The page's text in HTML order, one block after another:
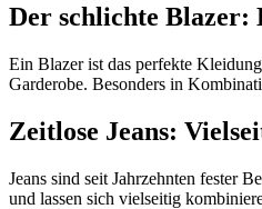
Der schlichte
Ein Blazer ist das perfekte
Garderobe. Besonders in
Zeitlose Jeans:
Jeans sind seit Jahrzehnten fester
und lassen sich vielseitig